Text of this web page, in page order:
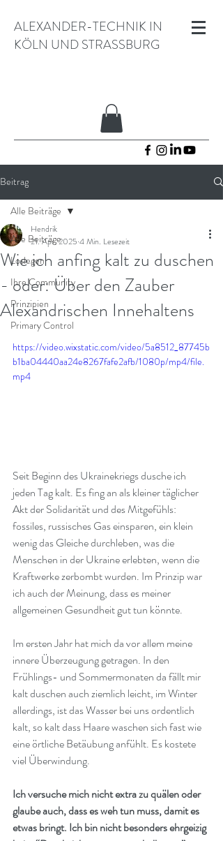
ALEXANDER-TECHNIK IN
KÖLN UND STRASSBURG
Beitrag
Alle Beiträge
Loslegen
Ihre Community
Prinzipien
Primary Control
Alle Beiträge
Wie ich anfing kalt zu duschen
- oder: Über den Zauber
Alexandrischen Innehaltens
Hendrik
21. Apr. 2025 4 Min. Lesezeit
https://video.wixstatic.com/video/5a8512_87745b
b1ba04440aa24e8267fafe2afb/1080p/mp4/file.
mp4
Seit Beginn des Ukrainekriegs dusche ich
jeden Tag kalt. Es fing an als kleiner täglicher
Akt der Solidarität und des Mitgefühls:
fossiles, russisches Gas einsparen, ein klein
wenig das Gleiche durchleben, was die
Menschen in der Ukraine erlebten, wenn die
Kraftwerke zerbombt wurden. Im Prinzip war
ich auch der Meinung, dass es meiner
allgemeinen Gesundheit gut tun könnte.
Im ersten Jahr hat mich da vor allem meine
innere Überzeugung getragen. In den
Frühlings- und Sommermonaten da fällt mir
kalt duschen auch ziemlich leicht, im Winter
allerdings, ist das Wasser bei uns ordentlich
kalt, so kalt dass Haare waschen sich fast wie
eine örtliche Betäubung anfühlt. Es kostete
viel Überwindung.
Ich versuche mich nicht extra zu quälen oder
glaube auch, dass es weh tun muss, damit es
etwas bringt. Ich bin nicht besonders ehrgeizig